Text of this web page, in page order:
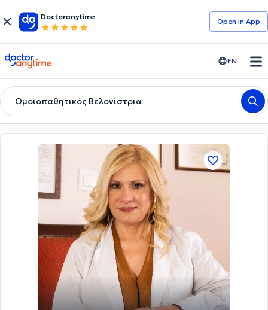
Doctoranytime
Open in Αpp
doctoranytime EN
Ομοιοπαθητικός Βελονίστρια